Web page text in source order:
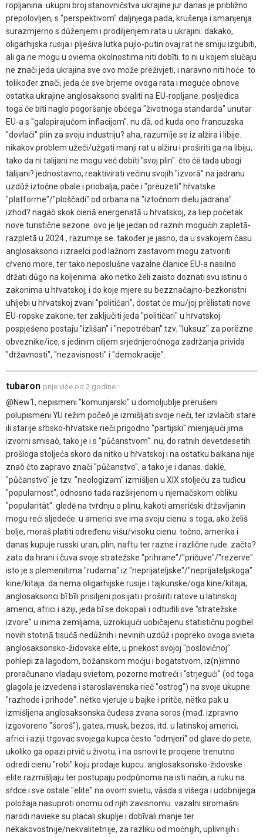
ropljanina. ukupni broj stanovničstva ukrajine jur danas je približno
prëpolovljen, s "perspektivom" daljnjega pada, krušenja i smanjenja
surazmjerno s důženjem i prodiljenjem rata u ukrajini. dakako,
oligarhijska rusija i plješiva lutka pujlo-putin ovaj rat ne smïju izgubiti,
ali ga ne mogu u oviema okolnostima niti dobīti. to ni u kojem slučaju
ne znači jeda ukrajina sve ovo može prëživjeti, i naravno niti hoće. to
tolikođer znači, jeda će sve brjeme ovoga rata i moguće obnove
ostatka ukrajine anglosaksonci svaliti na EU-ropljane. posljedica
toga će bīti naglo pogoršanje obćega "životnoga standarda" unutar
EU-a s "galopirajućom inflacijom". nu dà, od kuda ono francuzska
"dovlači" plin za svoju industriju? aha, razumïje se iz alžira i libije.
nikakov problem užeći/užgati manji rat u alžiru i proširiti ga na libiju,
tako da ni talijani ne mogu već dobīti "svoj plin". čto ćē tada ubogi
talijani? jednostavno, reaktivirati većinu svojih "izvorā" na jadranu
uzdůž iztočne obale i priobalja, pače i "prëuzeti" hṙvatske
"platforme"/"ploščadi" od orbana na "iztočnom dielu jadrana".
izhod? nagaô skok cienā energenatā u hṙvatskoj, za liep početak
nove turistične sezone. ovo je lje jedan od raznih mogućih zapletā-
razpletā u 2024., razumïje se. također je jasno, da u svakojem času
anglosaksonci i izraelci pod lažnom zastavom mogu zatvoriti
cṙveno more, ter tako neposlušne vazalne članice EU-a nasilno
dṙžati důgo na koljenima. ako nëtko želi zaisto doznati svu istinu o
zakonima u hṙvatskoj, i do koje mjere su bezznačajno-bezkoristni
uhljebi u hṙvatskoj zvani "političari", dostat će mu/joj prëlistati nove
EU-ropske zakone, ter zaključiti jeda "političari" u hṙvatskoj
pospješeno postaju "izlišan" i "nepotrëban" tzv. "luksuz" za porëzne
obveznike/ice, s jedinim ciljem srjednjeročnoga zadṙžanja privida
"dṙžavnosti", "nezavisnosti" i "demokracije".
tubaron prije više od 2 godine
@New1, nepismeni "komunjarski" u domoljublje prërušeni
polupismeni YU režim počeô je izmišljati svoje rieči, ter izvlačiti stare
ili starïje sṙbsko-hṙvatske rieči prigodno "partijski" mienjajući jima
izvorni smisaô, tako je i s "půčanstvom". nu, do ratnih devetdesetih
prošloga stoljeća skoro da nitko u hṙvatskoj i na ostatku balkana nije
znaô čto zapravo znači "půčanstvo", a tako je i danas. daklë,
"půčanstvo" je tzv. "neologizam" izmišljen u XIX stoljeću za tuđicu
"popularnost", odnosno tada razširjenom u njemačskom obliku
"popularität". gledē na tvṙdnju o plinu, kakoti američski dṙžavljanin
mogu reći sljedeće. u americi sve ima svoju cienu. s toga, ako želiš
bolje, moraš platiti određenu višu/visoku cienu. točno, amerika i
danas kupuje russki uran, plin, naftu ter razne i različne rude. začto?
zato da hrani i čuva svoje stratežske "prihrane"/"pričuve"/"rezerve".
isto je s plemenitima "rudama" iz "neprijateljske"/"neprijateljskoga"
kine/kitaja. da nema oligarhijske rusije i tajkunske/oga kine/kitaja,
anglosaksonci bī bīli prisiljeni posïjati i proširiti ratove u latinskoj
americi, africi i aziji, jeda bī se dokopali i odtuđili sve "stratežske
izvore" u inima zemljama, uzrokujući uobičajenu statističnu pogibël
novih stotinā tisućā nedůžnih i nevinih uzdůž i poprëko ovoga svieta.
anglosaksonsko-židovske elite, u priekost svojoj "poslovičnoj"
pohlepi za lagodom, božanskom moćju i bogatstvom, iz(n)imno
proračunano vladaju svietom, pozorno motreći i "strjegući" (od toga
glagola je izvedena i staroslavenska rieč "ostrog") na svoje ukupne
"razhode i prihode". nëtko vjeruje u bajke i pritče, nëtko pak u
izmišljena anglosaksonska čudesa zvana soros (mađ. izpravno
izgovoreno "šoroš"), gates, musk, bezos, itd. u latinskoj americi,
africi i aziji tṙgovac svojega kupca često "odmjeri" od glave do pete,
ukoliko ga opazi pṙvič u životu, i na osnovi te procjene trenutno
odredi cienu "robi" koju prodaje kupcu. anglosaksonsko-židovske
elite razmišljaju ter postupaju podpůnoma na isti način, a ruku na
sṙdce i sve ostale "elite" na ovom svietu, vāsda s višega i udobnïjega
položaja nasuproti onomu od njih zavisnomu. vazalni siromašni
narodi navieke su plaćali skuplje i dobīvali manje ter
nekakovostnïje/nekvalitetnïje, za razliku od moćnïjih, uplivnïjih i